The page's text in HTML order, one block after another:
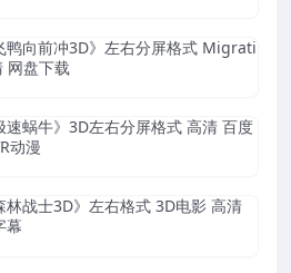
鸭向前冲3D》左右分屏格式 Migrati
网盘下载
速蜗牛》3D左右分屏格式 高清 百度
动漫
林战士3D》左右格式 3D电影 高清
幕